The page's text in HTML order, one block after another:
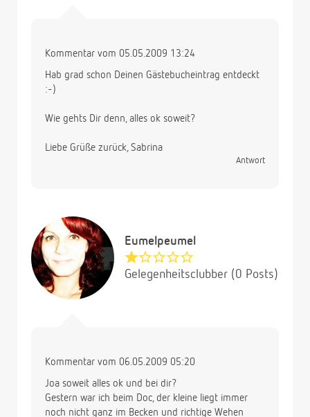
Kommentar vom 05.05.2009 13:24
Hab grad schon Deinen Gästebucheintrag entdeckt
:-)
Wie gehts Dir denn, alles ok soweit?
Liebe Grüße zurück, Sabrina
Antwort
Eumelpeumel
Gelegenheitsclubber (0 Posts)
Kommentar vom 06.05.2009 05:20
Joa soweit alles ok und bei dir?
Gestern war ich beim Doc, der kleine liegt immer
noch nicht ganz im Becken und richtige Wehen